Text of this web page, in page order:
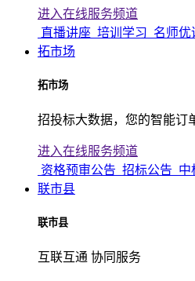
进入在线服务频道
直播讲座 培训学习 名师优
拓市场
拓市场
招投标大数据，您的智能订
进入在线服务频道
资格预审公告 招标公告 中
联市县
联市县
互联互通 协同服务